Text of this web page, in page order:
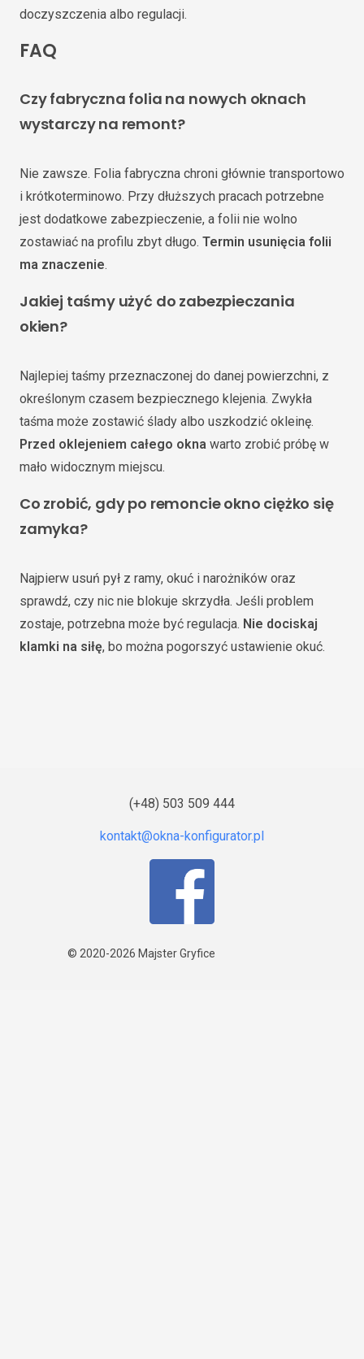
doczyszczenia albo regulacji.
FAQ
Czy fabryczna folia na nowych oknach
wystarczy na remont?
Nie zawsze. Folia fabryczna chroni głównie transportowo
i krótkoterminowo. Przy dłuższych pracach potrzebne
jest dodatkowe zabezpieczenie, a folii nie wolno
zostawiać na profilu zbyt długo. Termin usunięcia folii
ma znaczenie.
Jakiej taśmy użyć do zabezpieczania
okien?
Najlepiej taśmy przeznaczonej do danej powierzchni, z
określonym czasem bezpiecznego klejenia. Zwykła
taśma może zostawić ślady albo uszkodzić okleinę.
Przed oklejeniem całego okna warto zrobić próbę w
mało widocznym miejscu.
Co zrobić, gdy po remoncie okno ciężko się
zamyka?
Najpierw usuń pył z ramy, okuć i narożników oraz
sprawdź, czy nic nie blokuje skrzydła. Jeśli problem
zostaje, potrzebna może być regulacja. Nie dociskaj
klamki na siłę, bo można pogorszyć ustawienie okuć.
(+48) 503 509 444
© 2020-2026 Majster Gryfice